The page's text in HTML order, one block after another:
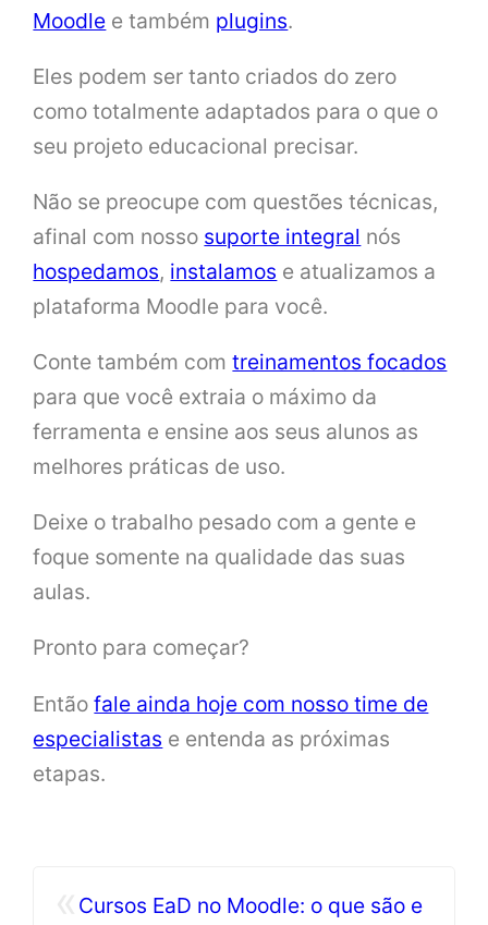
Moodle e também plugins.
Eles podem ser tanto criados do zero
como totalmente adaptados para o que o
seu projeto educacional precisar.
Não se preocupe com questões técnicas,
afinal com nosso suporte integral nós
hospedamos, instalamos e atualizamos a
plataforma Moodle para você.
Conte também comtreinamentos focados
para que você extraia o máximo da
ferramenta e ensine aos seus alunos as
melhores práticas de uso.
Deixe o trabalho pesado com a gente e
foque somente na qualidade das suas
aulas.
Pronto para começar?
Entãofale ainda hoje com nosso time de
especialistas e entenda as próximas
etapas.
Cursos EaD no Moodle: o que são e